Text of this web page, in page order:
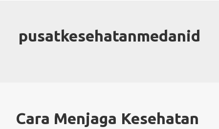
pusatkesehatanmedanid
Cara Menjaga Kesehatan